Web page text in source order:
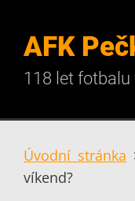
AFK
118 let fotbalu
Úvodní stránka
víkend?